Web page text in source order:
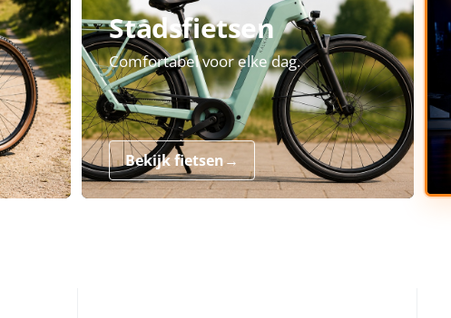
Stadsfietsen
Comfortabel voor elke dag.
Bekijk fietsen→